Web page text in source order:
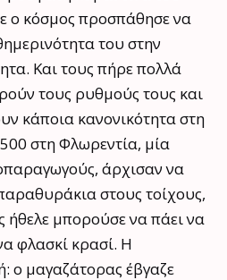
ο κόσμος προσπάθησε να
του στην
Και τους πήρε πολλά
τους ρυθμούς τους και
κάποια κανονικότητα στη
στη Φλωρεντία, μία
άρχισαν να
στους τοίχους,
ήθελε μπορούσε να πάει να
φλασκί κρασί. Η
ο μαγαζάτορας έβγαζε